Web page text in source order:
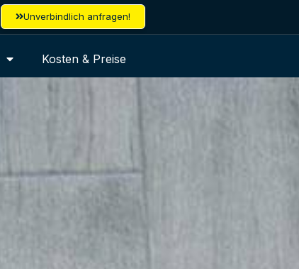
Unverbindlich anfragen!
Kosten & Preise